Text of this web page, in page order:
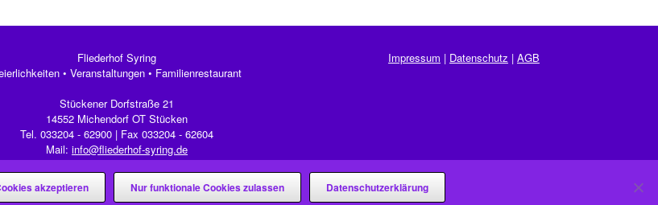
Fliederhof Syring
• Veranstaltungen • Familienrestaurant
Stückener Dorfstraße 21
14552 Michendorf OT Stücken
Tel. 033204 - 62900| Fax 033204 - 62604
Mail: info@fliederhof-syring.de
Impressum | Datenschutz | AGB
Theme by SiteOrigin
akzeptieren Nur funktionale Cookies zulassen Datenschutzerklärung